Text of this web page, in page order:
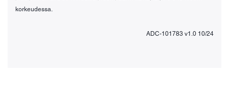
korkeudessa.
ADC-101783 v1.0 10/24